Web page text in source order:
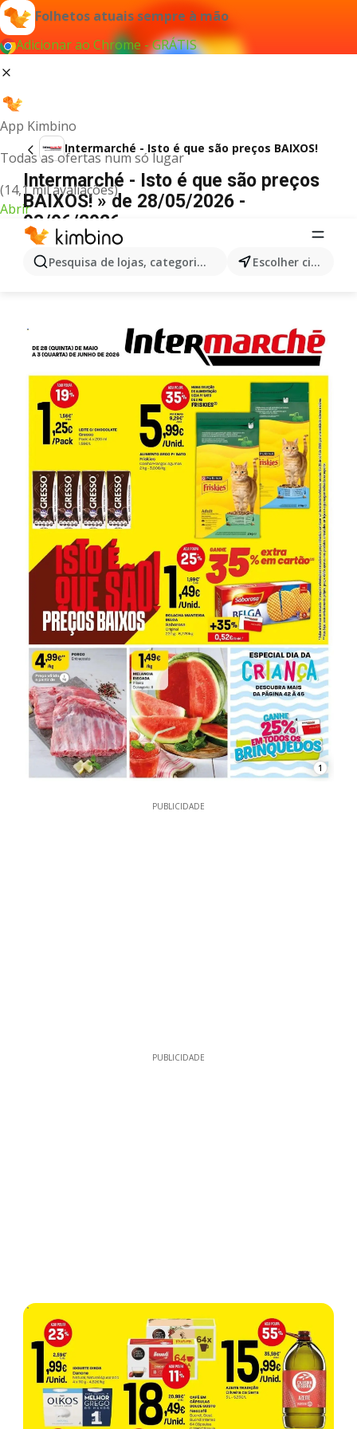
Folhetos atuais sempre à mão
Adicionar ao Chrome - GRÁTIS
App Kimbino
Todas as ofertas num só lugar
(14,1 mil avaliações)
Abrir
Pesquisa de lojas, categorias,produtos... Escolher cidade
Intermarché - Isto é que são preços BAIXOS!
Intermarché - Isto é que são preços
BAIXOS! » de 28/05/2026 -
03/06/2026
1
PUBLICIDADE
PUBLICIDADE